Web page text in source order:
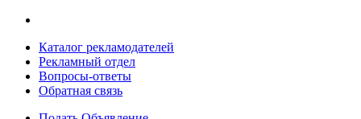
Каталог рекламодателей
Рекламный отдел
Вопросы-ответы
Обратная связь